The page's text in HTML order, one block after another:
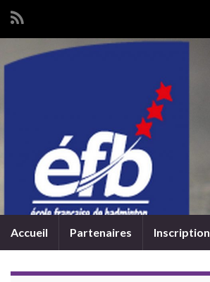
Accueil Partenaires Inscription